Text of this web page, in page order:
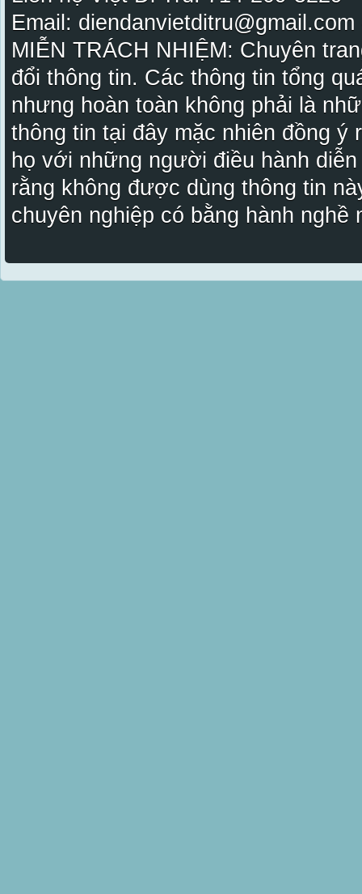
Email:
MIỄN TRÁCH NHIỆM: Chuyên
đổi thông tin. Các thông tin tổng
nhưng hoàn toàn không phải là
thông tin tại đây mặc nhiên đồng ý
họ với những người điều hành
rằng không được dùng thông tin
chuyên nghiệp có bằng hành